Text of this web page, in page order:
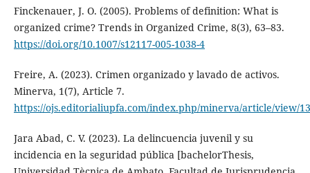
Finckenauer, J. O. (2005). Problems of definition: What is
organized crime? Trends in Organized Crime, 8(3), 63–83.
https://doi.org/10.1007/s12117-005-1038-4
Freire, A. (2023). Crimen organizado y lavado de activos.
Minerva, 1(7), Article 7.
https://ojs.editorialiupfa.com/index.php/minerva/article/view/
Jara Abad, C. V. (2023). La delincuencia juvenil y su
incidencia en la seguridad pública [bachelorThesis,